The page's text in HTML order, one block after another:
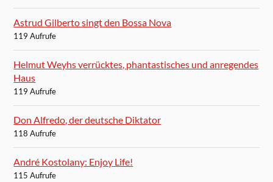
Astrud Gilberto singt den Bossa Nova
119 Aufrufe
Helmut Weyhs verrücktes, phantastisches und anregendes
Haus
119 Aufrufe
Don Alfredo, der deutsche Diktator
118 Aufrufe
André Kostolany: Enjoy Life!
115 Aufrufe